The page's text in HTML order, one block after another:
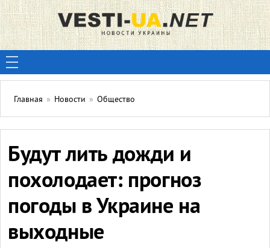
Главная » Новости » Общество
Будут лить дожди и
похолодает: прогноз
погоды в Украине на
выходные